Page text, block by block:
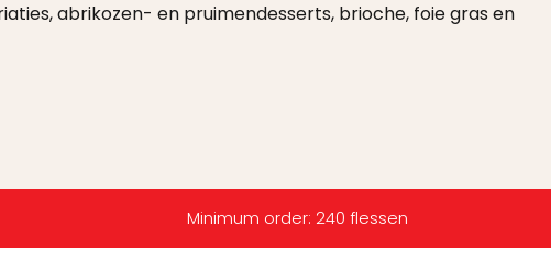
abrikozen- en pruimendesserts, brioche, foie gras en
Minimum order: 240 flessen